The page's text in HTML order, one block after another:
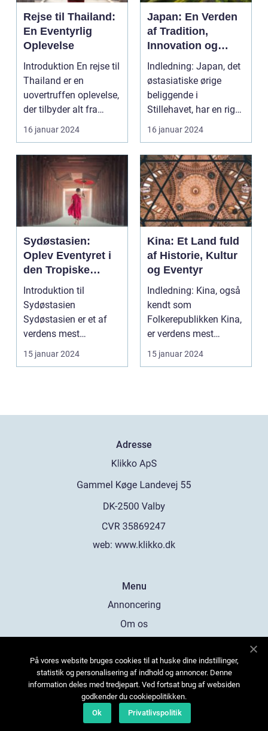
Rejse til Thailand:
En Eventyrlig
Oplevelse
Introduktion En rejse til
Thailand er en
uovertruffen oplevelse,
der tilbyder alt fra
smukke strand...
16 januar 2024
Japan: En Verden
af Tradition,
Innovation og
Skønhed
Indledning: Japan, det
østasiatiske ørige
beliggende i
Stillehavet, har en rig
og fascinerende kult...
16 januar 2024
Sydøstasien:
Oplev Eventyret i
den Tropiske
Paradis
Introduktion til
Sydøstasien
Sydøstasien er et af
verdens mest
populære rejsemål, der
tiltrækker eve...
15 januar 2024
Kina: Et Land fuld
af Historie, Kultur
og Eventyr
Indledning: Kina, også
kendt som
Folkerepublikken Kina,
er verdens mest
folkerige land og er
beligg...
15 januar 2024
Adresse
web: www.klikko.dk
Menu
Annoncering
Om os
Kontakt os
Sitemap
På vores website bruges cookies til at huske dine indstillinger,
statistik og personalisering af indhold og annoncer. Denne
information deles med tredjepart. Ved fortsat brug af websiden
godkender du cookiepolitikken.
Ok
Privatlivspolitik